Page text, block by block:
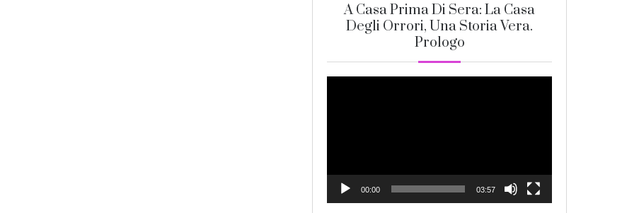
A Casa Prima Di Sera: La Casa
Degli Orrori, Una Storia Vera.
Prologo
00:00 03:57